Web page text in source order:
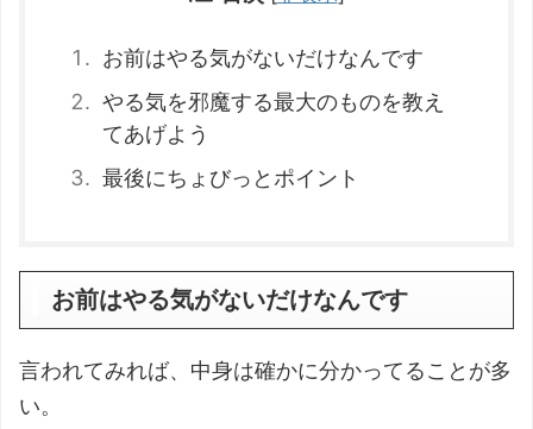
お前はやる気がないだけなんです
やる気を邪魔する最大のものを教え
てあげよう
最後にちょびっとポイント
お前はやる気がないだけなんです
言われてみれば、中身は確かに分かってることが多
い。